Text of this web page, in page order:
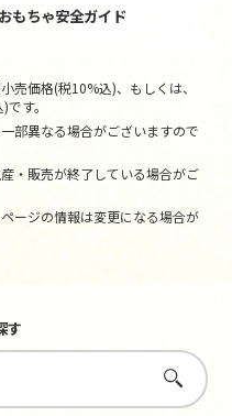
もちゃ安全ガイド
売価格(税10%込)、もしくは、
す。
部異なる場合がございますので
・販売が終了している場合がご
ージの情報は変更になる場合が
す
さがす